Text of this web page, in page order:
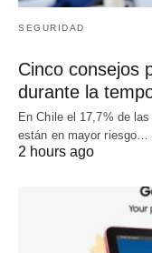
SEGURIDAD
Cinco consejos
durante la
En Chile el 17,7% de
están en mayor riesgo…
2 hours ago